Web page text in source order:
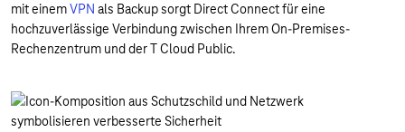
mit einemVPN als Backup sorgt Direct Connect für eine
hochzuverlässige Verbindung zwischen Ihrem On-Premises-
Rechenzentrum und der T Cloud Public.